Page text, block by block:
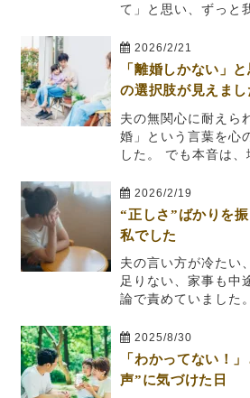
て」と思い、ずっと
2026/2/21
「離婚しかない」
の選択肢が見えまし
夫の無関心に耐えら
婚」という言葉を心
した。 でも本音は、
2026/2/19
“正しさ”ばかりを
私でした
夫の言い方が冷たい
足りない、家事も中
論で責めていました
2025/8/30
「わかってない！
声”に気づけた日